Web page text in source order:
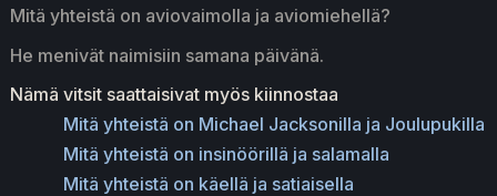
Mitä yhteistä on aviovaimolla ja aviomiehellä?
He menivät naimisiin samana päivänä.
Nämä vitsit saattaisivat myös kiinnostaa
Mitä yhteistä on Michael Jacksonilla ja Joulupukilla
Mitä yhteistä on insinöörillä ja salamalla
Mitä yhteistä on käellä ja satiaisella